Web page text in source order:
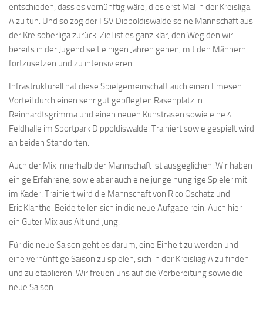
entschieden, dass es vernünftig wäre, dies erst Mal in der Kreisliga
A zu tun. Und so zog der FSV Dippoldiswalde seine Mannschaft aus
der Kreisoberliga zurück. Ziel ist es ganz klar, den Weg den wir
bereits in der Jugend seit einigen Jahren gehen, mit den Männern
fortzusetzen und zu intensivieren.
Infrastrukturell hat diese Spielgemeinschaft auch einen Emesen
Vorteil durch einen sehr gut gepflegten Rasenplatz in
Reinhardtsgrimma und einen neuen Kunstrasen sowie eine 4
Feldhalle im Sportpark Dippoldiswalde. Trainiert sowie gespielt wird
an beiden Standorten.
Auch der Mix innerhalb der Mannschaft ist ausgeglichen. Wir haben
einige Erfahrene, sowie aber auch eine junge hungrige Spieler mit
im Kader. Trainiert wird die Mannschaft von Rico Oschatz und
Eric Klanthe. Beide teilen sich in die neue Aufgabe rein. Auch hier
ein Guter Mix aus Alt und Jung.
Für die neue Saison geht es darum, eine Einheit zu werden und
eine vernünftige Saison zu spielen, sich in der Kreisliag A zu finden
und zu etablieren. Wir freuen uns auf die Vorbereitung sowie die
neue Saison.